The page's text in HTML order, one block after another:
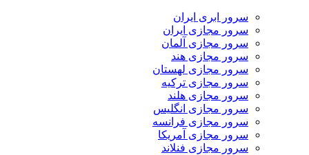
سرور ابری ایران
سرور مجازی ایران
سرور مجازی آلمان
سرور مجازی هند
سرور مجازی لهستان
سرور مجازی ترکیه
سرور مجازی هلند
سرور مجازی انگلیس
سرور مجازی فرانسه
سرور مجازی آمریکا
سرور مجازی فنلاند